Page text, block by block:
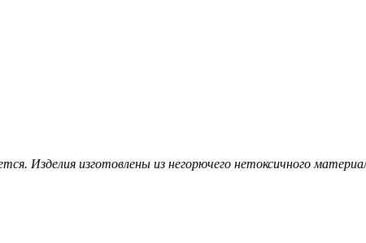
Изделия изготовлены из негорючего нетоксичного